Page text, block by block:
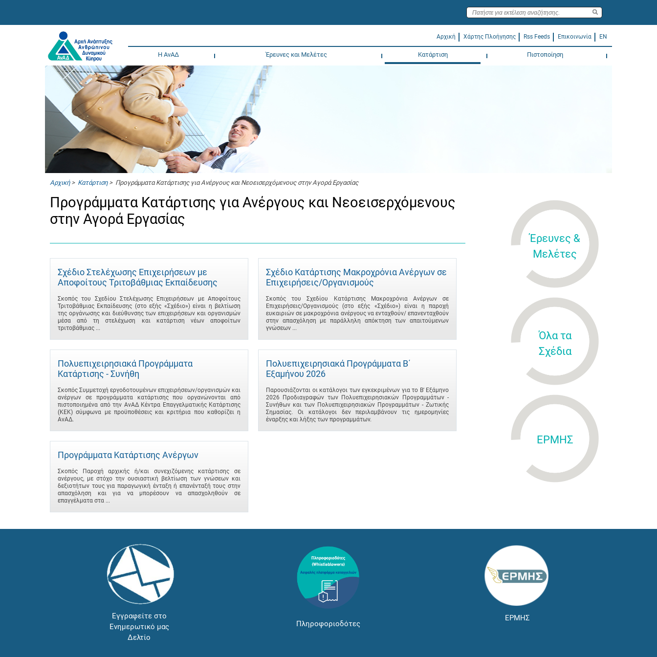
Αρχική Χάρτης Πλοήγησης Rss Feeds Επικοινωνία EN
Η ΑνΑΔ Έρευνες και Μελέτες Κατάρτιση Πιστοποίηση
Αρχική> Κατάρτιση> Προγράμματα Κατάρτισης για Ανέργους και Νεοεισερχόμενους στην Αγορά Εργασίας
Προγράμματα Κατάρτισης για Ανέργους και Νεοεισερχόμενους
στην Αγορά Εργασίας
Σχέδιο Στελέχωσης Επιχειρήσεων με
Αποφοίτους Τριτοβάθμιας Εκπαίδευσης
Σκοπός του Σχεδίου Στελέχωσης Επιχειρήσεων με Αποφοίτους
Τριτοβάθμιας Εκπαίδευσης (στο εξής «Σχέδιο») είναι η βελτίωση
της οργάνωσης και διεύθυνσης των επιχειρήσεων και οργανισμών
μέσα από τη στελέχωση και κατάρτιση νέων αποφοίτων
τριτοβάθμιας ...
Σχέδιο Κατάρτισης Μακροχρόνια Ανέργων σε
Επιχειρήσεις/Οργανισμούς
Σκοπός του Σχεδίου Κατάρτισης Μακροχρόνια Ανέργων σε
Επιχειρήσεις/Οργανισμούς (στο εξής «Σχέδιο») είναι η παροχή
ευκαιριών σε μακροχρόνια ανέργους να ενταχθούν/ επανενταχθούν
στην απασχόληση με παράλληλη απόκτηση των απαιτούμενων
γνώσεων ...
Πολυεπιχειρησιακά Προγράμματα
Κατάρτισης - Συνήθη
Σκοπός Συμμετοχή εργοδοτουμένων επιχειρήσεων/οργανισμών και
ανέργων σε προγράμματα κατάρτισης που οργανώνονται από
πιστοποιημένα από την ΑνΑΔ Κέντρα Επαγγελματικής Κατάρτισης
(ΚΕΚ) σύμφωνα με προϋποθέσεις και κριτήρια που καθορίζει η
ΑνΑΔ.
Πολυεπιχειρησιακά Προγράμματα B΄
Εξαμήνου 2026
Παρουσιάζονται οι κατάλογοι των εγκεκριμένων για το B' Εξάμηνο
2026 Προδιαγραφών των Πολυεπιχειρησιακών Προγραμμάτων -
Συνήθων και των Πολυεπιχειρησιακών Προγραμμάτων - Ζωτικής
Σημασίας. Οι κατάλογοι δεν περιλαμβάνουν τις ημερομηνίες
έναρξης και λήξης των προγραμμάτων.
Προγράμματα Κατάρτισης Ανέργων
Σκοπός Παροχή αρχικής ή/και συνεχιζόμενης κατάρτισης σε
ανέργους, με στόχο την ουσιαστική βελτίωση των γνώσεων και
δεξιοτήτων τους για παραγωγική ένταξη ή επανένταξή τους στην
απασχόληση και για να μπορέσουν να απασχοληθούν σε
επαγγέλματα στα ...
Έρευνες &
Μελέτες
Όλα τα
Σχέδια
ΕΡΜΗΣ
Εγγραφείτε στο
Ενημερωτικό μας
Δελτίο
Πληροφοριοδότες
ΕΡΜΗΣ